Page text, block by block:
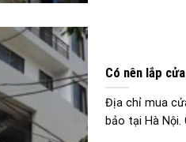
Có nên lắp
Địa chỉ mua
bảo tại Hà